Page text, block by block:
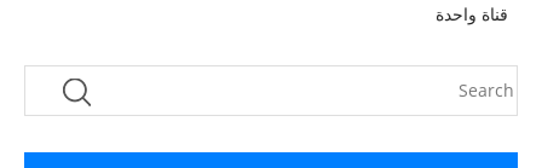
قناة واحدة